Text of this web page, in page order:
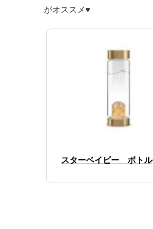
がオススメ♥
スターベイビー ボトル